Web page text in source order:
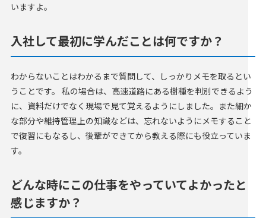
いますよ。
入社して最初に学んだことは何ですか？
わからないことはわかるまで質問して、しっかりメモを取るとい
うことです。 私の場合は、高速道路にある樹種を判別できるよう
に、資料だけでなく現場で見て覚えるようにしました。また細か
な部分や維持管理上の知識などは、忘れないようにメモすること
で復習にもなるし、後輩ができてから教える際にも役立っていま
す。
どんな時にこの仕事をやっていてよかったと
感じますか？